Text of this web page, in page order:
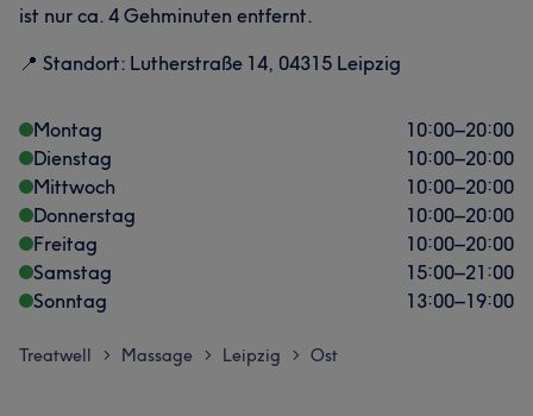
ist nur ca. 4 Gehminuten entfernt.
📍 Standort: Lutherstraße 14, 04315 Leipzig
Montag 10:00–20:00
Dienstag
10:00–20:00
Mittwoch
10:00–20:00
Donnerstag
10:00–20:00
Freitag
10:00–20:00
Samstag
15:00–21:00
Sonntag
13:00–19:00
Treatwell > Massage > Leipzig > Ost